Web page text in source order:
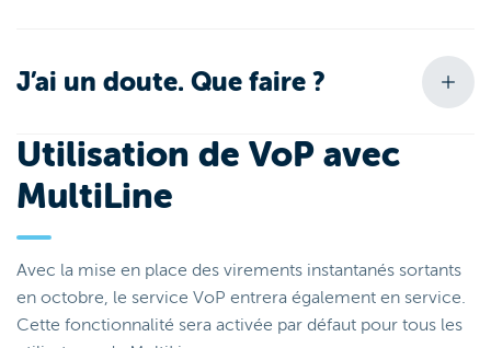
J’ai un doute. Que faire ?
Utilisation de VoP avec
MultiLine
Avec la mise en place des virements instantanés sortants
en octobre, le service VoP entrera également en service.
Cette fonctionnalité sera activée par défaut pour tous les